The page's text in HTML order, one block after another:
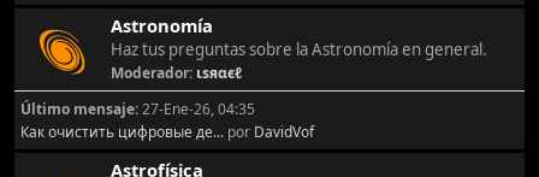
Astronomía
Haz tus preguntas sobre la Astronomía en general.
Moderador: ιѕяαєℓ
Último mensaje:27-Ene-26, 04:35
Как очистить цифровые де... por DavidVof
Astrofísica